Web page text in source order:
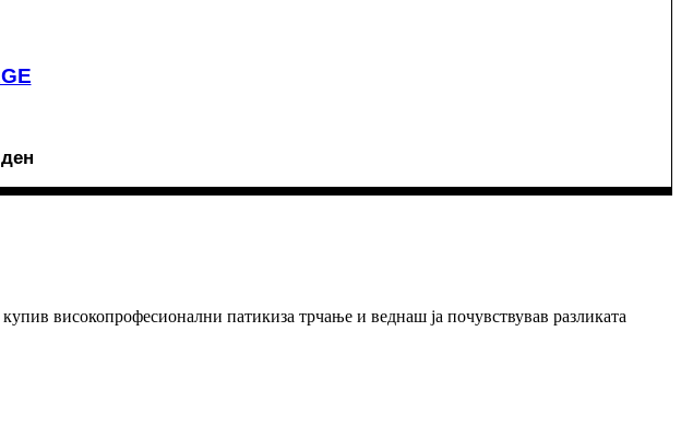
денCurrent
is:
високопрофесионални патикиза трчање и веднаш ја почувствував разликата